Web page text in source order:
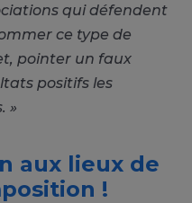
qui défendent
ce type de
pointer un faux
positifs les
»
aux lieux de
!